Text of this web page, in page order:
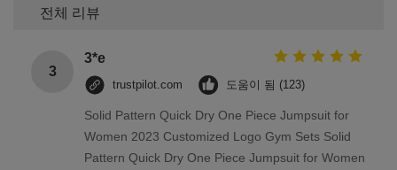
전체 리뷰
3
3*e
trustpilot.com 도움이 됨 (123)
Solid Pattern Quick Dry One Piece Jumpsuit for
Women 2023 Customized Logo Gym Sets Solid
Pattern Quick Dry One Piece Jumpsuit for Women